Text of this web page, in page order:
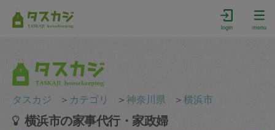
login menu
タスカジ ＞ カテゴリ ＞神奈川県 ＞横浜市
横浜市の家事代行・家政婦